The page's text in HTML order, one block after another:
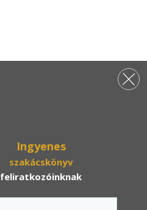
Ingyenes
szakácskönyv
feliratkozóinknak